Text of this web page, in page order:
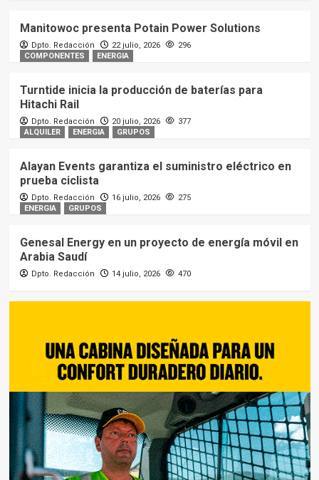
Manitowoc presenta Potain Power Solutions
Dpto. Redacción 22 julio, 2026
296
COMPONENTES
ENERGIA
Turntide inicia la producción de baterías para
Hitachi Rail
Dpto. Redacción 20 julio, 2026
377
ALQUILER
ENERGIA GRUPOS
Alayan Events garantiza el suministro eléctrico en
prueba ciclista
Dpto. Redacción 16 julio, 2026
275
ENERGIA
GRUPOS
Genesal Energy en un proyecto de energía móvil en
Arabia Saudí
Dpto. Redacción 14 julio, 2026 470